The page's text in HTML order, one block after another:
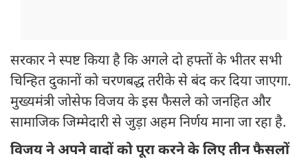
सरकार ने स्पष्ट किया है कि अगले दो हफ्तों के भीतर सभी
चिन्हित दुकानों को चरणबद्ध तरीके से बंद कर दिया जाएगा.
मुख्यमंत्री जोसेफ विजय के इस फैसले को जनहित और
सामाजिक जिम्मेदारी से जुड़ा अहम निर्णय माना जा रहा है.
विजय ने अपने वादों को पूरा करने के लिए तीन फैसलों